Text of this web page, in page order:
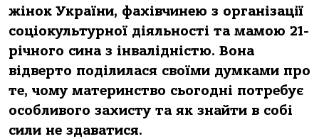
жінок України, фахівчинею з організації
соціокультурної діяльності та мамою 21-
річного сина з інвалідністю. Вона
відверто поділилася своїми думками про
те, чому материнство сьогодні потребує
особливого захисту та як знайти в собі
сили не здаватися.